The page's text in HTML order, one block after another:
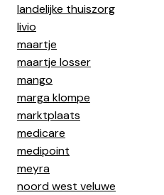
landelijke thuiszorg
livio
maartje
maartje losser
mango
marga klompe
marktplaats
medicare
medipoint
meyra
noord west veluwe